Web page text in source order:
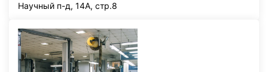
Научный п-д, 14А, стр.8